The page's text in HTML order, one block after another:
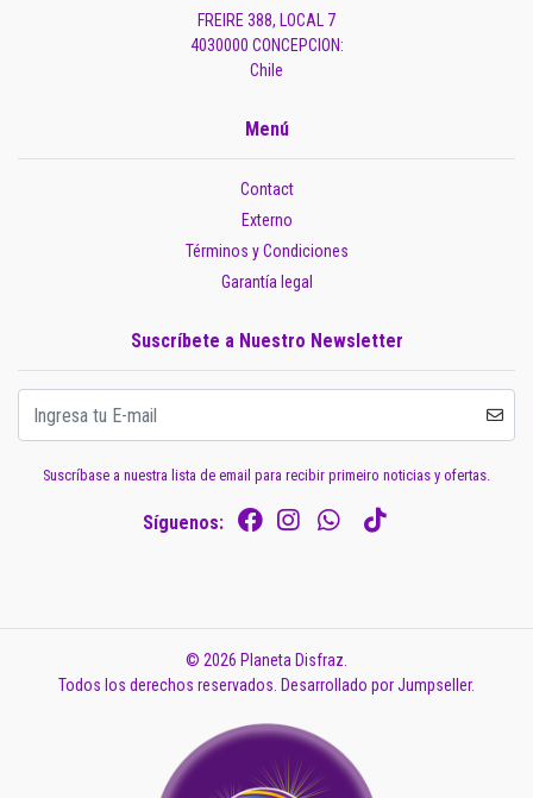
FREIRE 388, LOCAL 7
4030000 CONCEPCION:
Chile
Menú
Contact
Externo
Términos y Condiciones
Garantía legal
Suscríbete a Nuestro Newsletter
Suscríbase a nuestra lista de email para recibir primeiro noticias y ofertas.
Síguenos:
© 2026 Planeta Disfraz.
Todos los derechos reservados. Desarrollado por Jumpseller.